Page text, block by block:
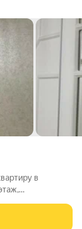
от